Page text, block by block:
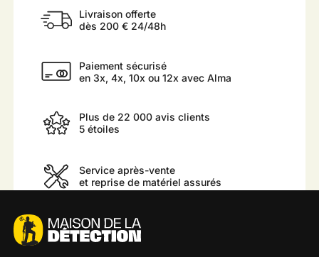
Livraison offerte
dès 200 € 24/48h
Paiement sécurisé
en 3x, 4x, 10x ou 12x avec Alma
Plus de 22 000 avis clients
5 étoiles
Service après-vente
et reprise de matériel assurés